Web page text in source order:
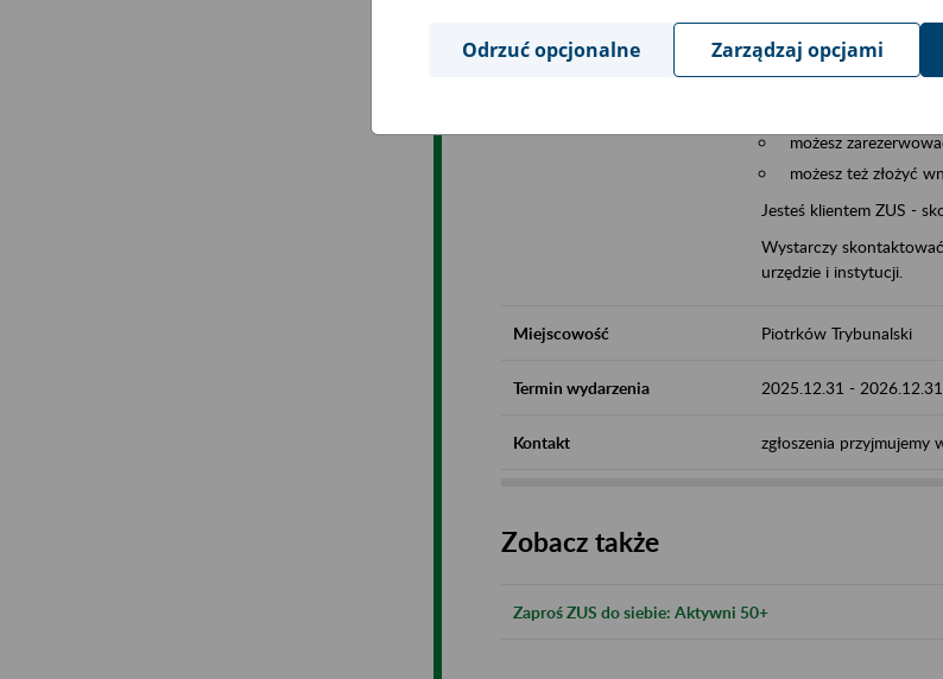
masz dostęp do
Jeśli jesteś
masz dostęp m.in.
do formularza PIT
możesz
możesz też złożyć
Jesteś klientem ZUS -
Wystarczy
urzędzie i instytucji.
Miejscowość Piotrków Trybunalski
Termin wydarzenia 2025.12.31 - 2026.12.31
Kontakt zgłoszenia
Zobacz także
Zaproś ZUS do siebie: Aktywni 50+
Odrzuć opcjonalne Zarządzaj opcjami